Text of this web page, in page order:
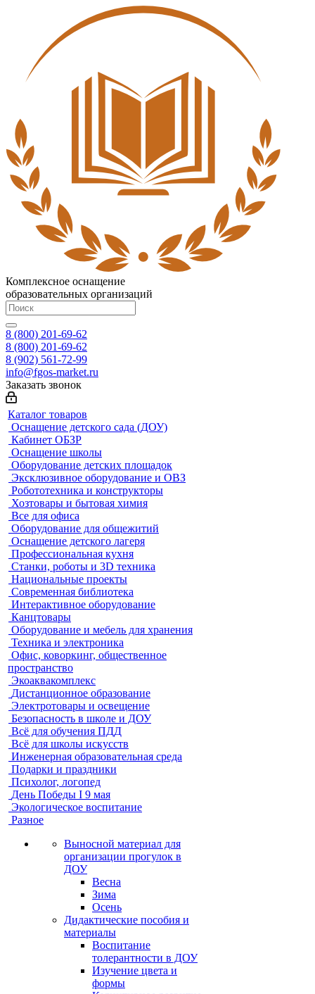
Комплексное оснащение
образовательных организаций
8 (800) 201-69-62
8 (800) 201-69-62
8 (902) 561-72-99
info@fgos-market.ru
Заказать звонок
Каталог товаров
Оснащение детского сада (ДОУ)
Кабинет ОБЗР
Оснащение школы
Оборудование детских площадок
Эксклюзивное оборудование и ОВЗ
Робототехника и конструкторы
Хозтовары и бытовая химия
Все для офиса
Оборудование для общежитий
Оснащение детского лагеря
Профессиональная кухня
Станки, роботы и 3D техника
Национальные проекты
Современная библиотека
Интерактивное оборудование
Канцтовары
Оборудование и мебель для хранения
Техника и электроника
Офис, коворкинг, общественное
пространство
Экоаквакомплекс
Дистанционное образование
Электротовары и освещение
Безопасность в школе и ДОУ
Всё для обучения ПДД
Всё для школы искусств
Инженерная образовательная среда
Подарки и праздники
Психолог, логопед
День Победы I 9 мая
Экологическое воспитание
Разное
Выносной материал для
организации прогулок в
ДОУ
Весна
Зима
Осень
Дидактические пособия и
материалы
Воспитание
толерантности в ДОУ
Изучение цвета и
формы